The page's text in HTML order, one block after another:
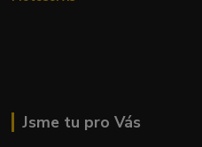
Jsme tu pro Vás